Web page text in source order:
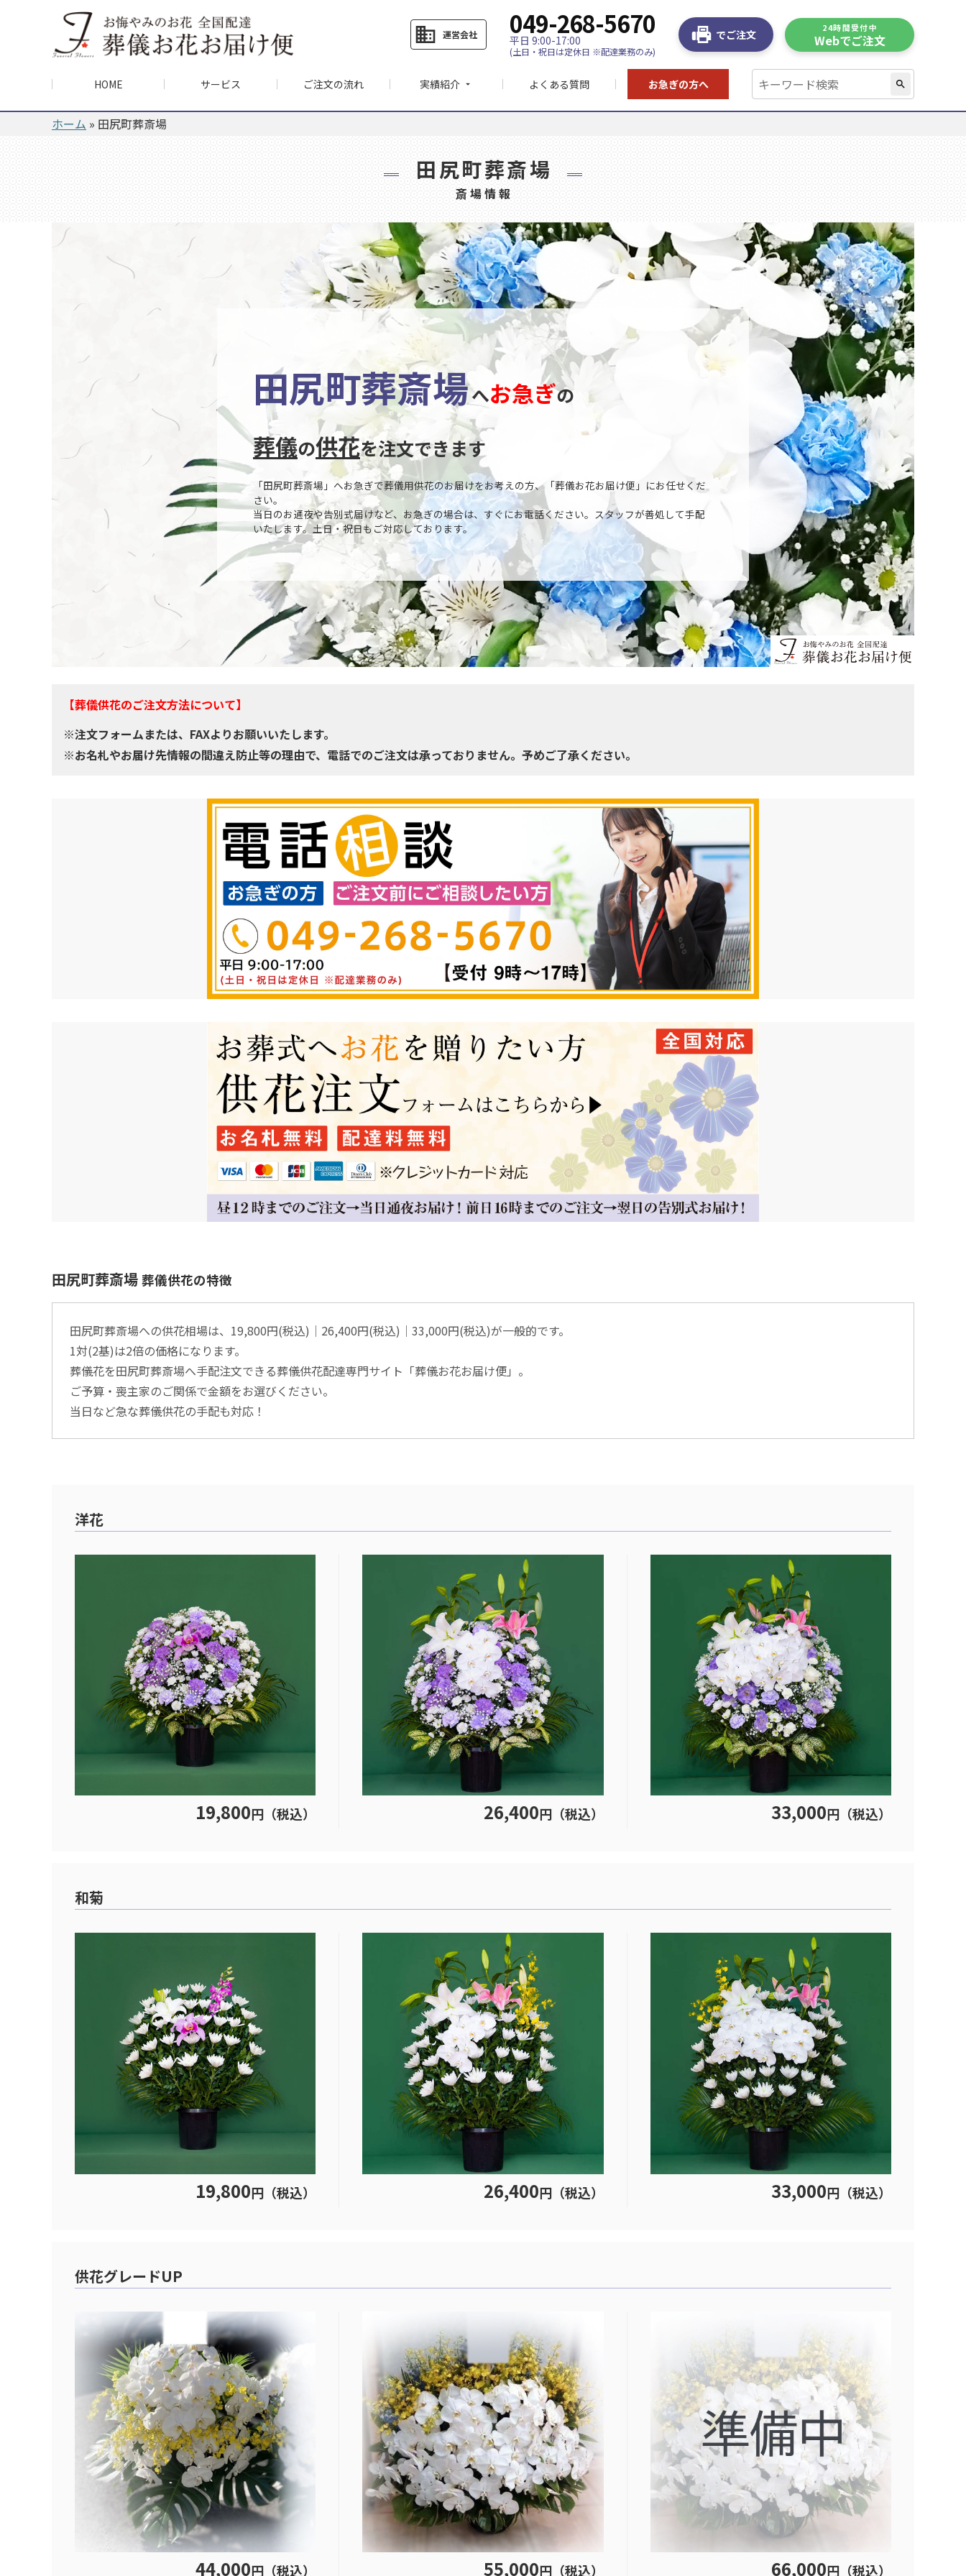
business 運営会社 049-268-5670
平日 9:00-17:00
(土日・祝日は定休日 ※配達業務のみ)
でご注文
24時間受付中
Webでご注文
search
HOME サービス ご注文の流れ 実績紹介 arrow_drop_down よくある質問 お急ぎの方へ
ホーム » 田尻町葬斎場
田尻町葬斎場
斎場情報
田尻町葬斎場へお急ぎの
葬儀の供花を注文できます
「田尻町葬斎場」へお急ぎで葬儀用供花のお届けをお考えの方、「葬儀お花お届け便」にお任せくだ
さい。
当日のお通夜や告別式届けなど、お急ぎの場合は、すぐにお電話ください。スタッフが善処して手配
いたします。土日・祝日もご対応しております。
【葬儀供花のご注文方法について】
※注文フォームまたは、FAXよりお願いいたします。
※お名札やお届け先情報の間違え防止等の理由で、電話でのご注文は承っておりません。予めご了承ください。
田尻町葬斎場 葬儀供花の特徴
田尻町葬斎場への供花相場は、19,800円(税込)│26,400円(税込)│33,000円(税込)が一般的です。
1対(2基)は2倍の価格になります。
葬儀花を田尻町葬斎場へ手配注文できる葬儀供花配達専門サイト「葬儀お花お届け便」。
ご予算・喪主家のご関係で金額をお選びください。
当日など急な葬儀供花の手配も対応！
洋花
19,800円（税込） 26,400円（税込） 33,000円（税込）
和菊
19,800円（税込） 26,400円（税込） 33,000円（税込）
供花グレードUP
44,000円（税込） 55,000円（税込） 66,000円（税込）